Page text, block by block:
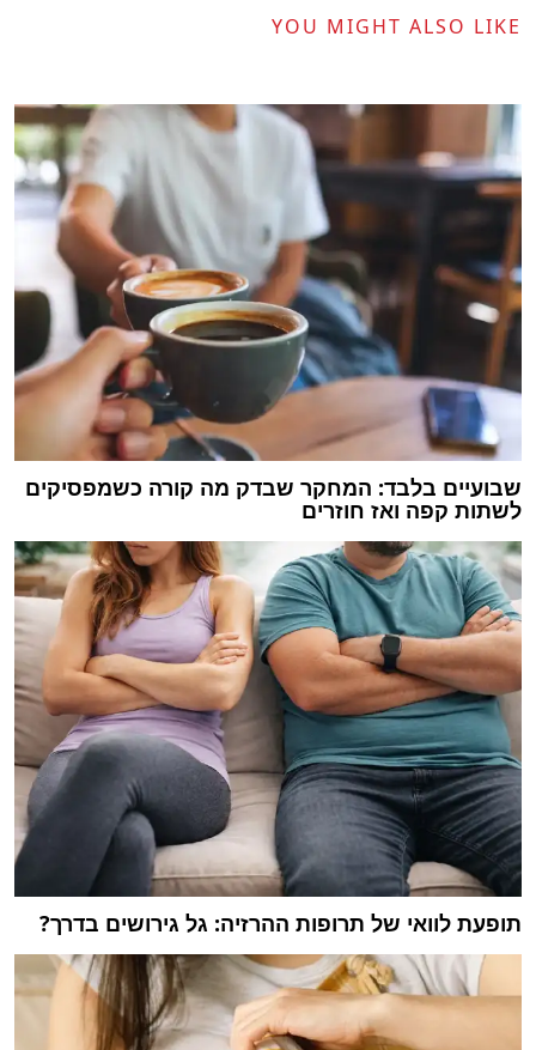
YOU MIGHT ALSO LIKE
שבועיים בלבד: המחקר שבדק מה קורה כשמפסיקים
לשתות קפה ואז חוזרים
תופעת לוואי של תרופות ההרזיה: גל גירושים בדרך?